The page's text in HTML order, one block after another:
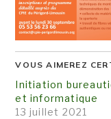
VOUS AIMEREZ
Initiation
et informatique
13 juillet 2021